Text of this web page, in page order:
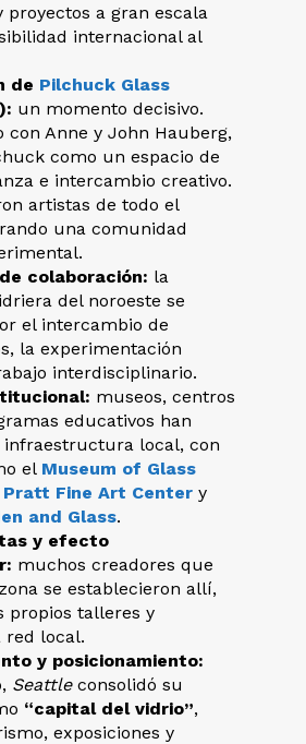
proyectos a gran escala
internacional al
de Pilchuck Glass
un momento decisivo.
con Anne y John Hauberg,
como un espacio de
e intercambio creativo.
artistas de todo el
una comunidad
colaboración: la
del noroeste se
el intercambio de
la experimentación
interdisciplinario.
museos, centros
educativos han
local, con
el Museum of Glass
Pratt Fine Art Center y
and Glass.
y efecto
muchos creadores que
se establecieron allí,
propios talleres y
red local.
y posicionamiento:
Seattleconsolidó su
“capital del vidrio”,
exposiciones y